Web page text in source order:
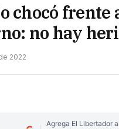
chocó frente
no hay
2022
Agrega El Libertador